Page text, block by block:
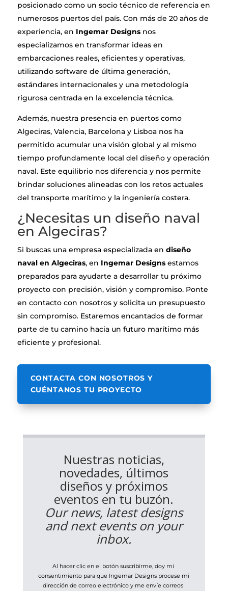
posicionado como un socio técnico de referencia en
numerosos puertos del país. Con más de 20 años de
experiencia, en Ingemar Designsnos
especializamos en transformar ideas en
embarcaciones reales, eficientes y operativas,
utilizando software de última generación,
estándares internacionales y una metodología
rigurosa centrada en la excelencia técnica.
Además, nuestra presencia en puertos como
Algeciras, Valencia, Barcelona y Lisboa nos ha
permitido acumular una visión global y al mismo
tiempo profundamente local del diseño y operación
naval. Este equilibrio nos diferencia y nos permite
brindar soluciones alineadas con los retos actuales
del transporte marítimo y la ingeniería costera.
¿Necesitas un diseño naval
en Algeciras?
Si buscas una empresa especializada en diseño
naval en Algeciras, en Ingemar Designsestamos
preparados para ayudarte a desarrollar tu próximo
proyecto con precisión, visión y compromiso. Ponte
en contacto con nosotros y solicita un presupuesto
sin compromiso. Estaremos encantados de formar
parte de tu camino hacia un futuro marítimo más
eficiente y profesional.
CONTACTA CON NOSOTROS Y
CUÉNTANOS TU PROYECTO
Nuestras noticias,
novedades, últimos
diseños y próximos
eventos en tu buzón.
Our news, latest designs
and next events on your
inbox.
Al hacer clic en el botón suscribirme, doy mi
consentimiento para que Ingemar Designs procese mi
dirección de correo electrónico y me envíe correos